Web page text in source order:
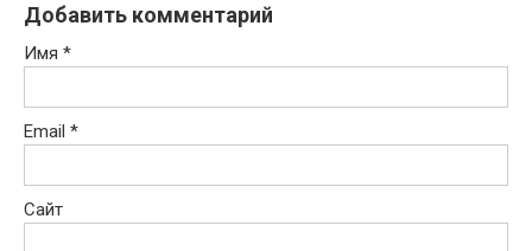
Добавить комментарий
Имя *
Email *
Сайт